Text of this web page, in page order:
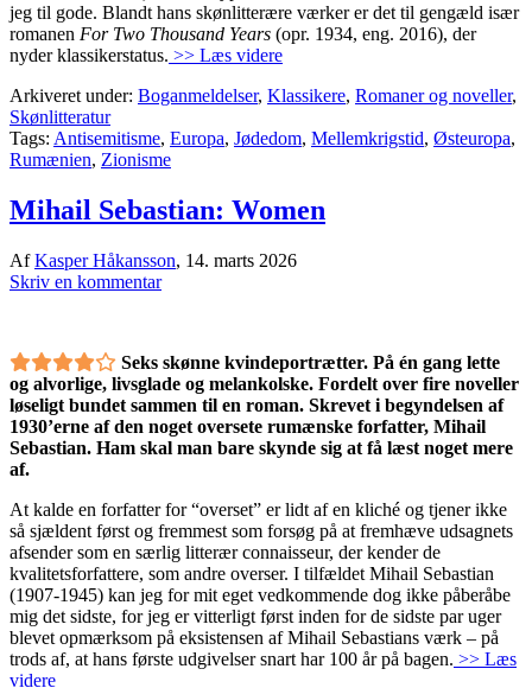
jeg til gode. Blandt hans skønlitterære værker er det til gengæld især
romanen For Two Thousand Years (opr. 1934, eng. 2016), der
nyder klassikerstatus. >> Læs videre
Arkiveret under: Boganmeldelser, Klassikere, Romaner og noveller,
Skønlitteratur
Tags: Antisemitisme, Europa, Jødedom, Mellemkrigstid, Østeuropa,
Rumænien, Zionisme
Mihail Sebastian: Women
AfKasper Håkansson, 14. marts 2026
Skriv en kommentar
Seks skønne kvindeportrætter. På én gang lette
og alvorlige, livsglade og melankolske. Fordelt over fire noveller
løseligt bundet sammen til en roman. Skrevet i begyndelsen af
1930’erne af den noget oversete rumænske forfatter, Mihail
Sebastian. Ham skal man bare skynde sig at få læst noget mere
af.
At kalde en forfatter for “overset” er lidt af en kliché og tjener ikke
så sjældent først og fremmest som forsøg på at fremhæve udsagnets
afsender som en særlig litterær connaisseur, der kender de
kvalitetsforfattere, som andre overser. I tilfældet Mihail Sebastian
(1907-1945) kan jeg for mit eget vedkommende dog ikke påberåbe
mig det sidste, for jeg er vitterligt først inden for de sidste par uger
blevet opmærksom på eksistensen af Mihail Sebastians værk – på
trods af, at hans første udgivelser snart har 100 år på bagen. >> Læs
videre